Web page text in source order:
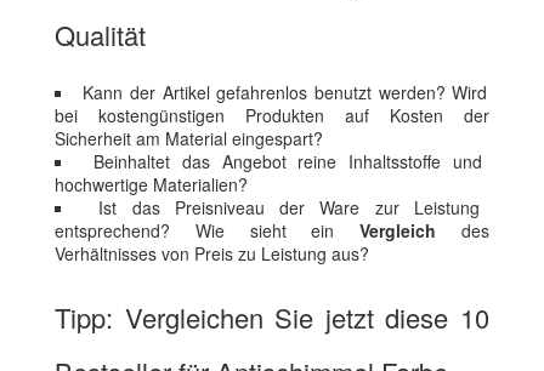
Qualität
Kann der Artikel gefahrenlos benutzt werden? Wird
bei kostengünstigen Produkten auf Kosten der
Sicherheit am Material eingespart?
Beinhaltet das Angebot reine Inhaltsstoffe und
hochwertige Materialien?
Ist das Preisniveau der Ware zur Leistung
entsprechend? Wie sieht einVergleich des
Verhältnisses von Preis zu Leistung aus?
Tipp: Vergleichen Sie jetzt diese 10